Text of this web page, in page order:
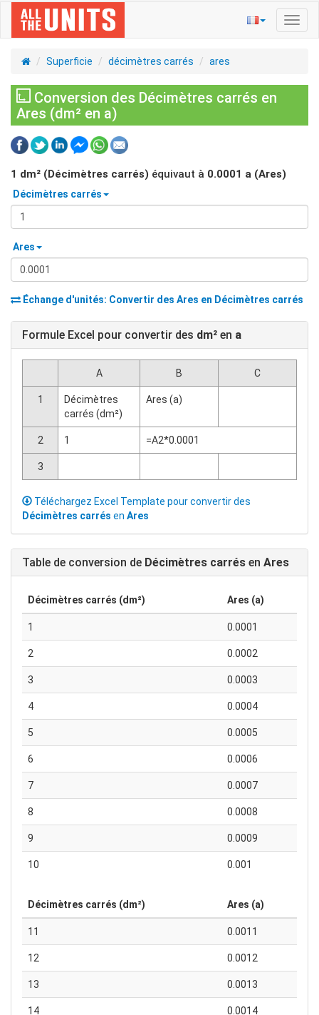
la
Superficie
décimètres carrés ares
Conversion des Décimètres carrés en
Ares (dm² en a)
1 dm² (Décimètres carrés) équivaut à 0.0001 a (Ares)
Décimètres carrés
Ares
Échange d'unités: Convertir des Ares en Décimètres carrés
Formule Excel pour convertir des dm² en a
A B C
1
Décimètres
carrés (dm²)
Ares (a)
2 1 =A2*0.0001
3
Téléchargez Excel Template pour convertir des
Décimètres carrés en Ares
Table de conversion de Décimètres carrés en Ares
Décimètres carrés (dm²) Ares (a)
1 0.0001
2 0.0002
3 0.0003
4 0.0004
5 0.0005
6 0.0006
7 0.0007
8 0.0008
9 0.0009
10 0.001
Décimètres carrés (dm²) Ares (a)
11 0.0011
12 0.0012
13 0.0013
14 0.0014